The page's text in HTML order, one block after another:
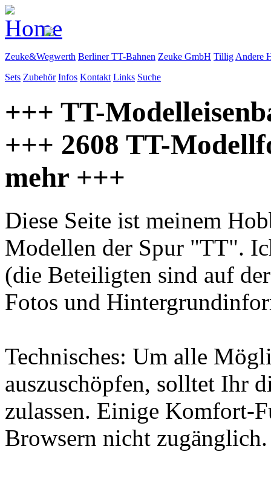
Zeuke&Wegwerth Berliner TT-Bahnen Zeuke GmbH Tillig Andere
Sets Zubehör Infos Kontakt Links Suche
+++ TT-
+++ 2608 TT-
mehr +++
Diese Seite ist meinem
Modellen der Spur "TT".
(die Beteiligten sind auf
Fotos und
Technisches: Um alle
auszuschöpfen, solltet Ihr
zulassen. Einige Komfort-
Browsern nicht zugänglich.